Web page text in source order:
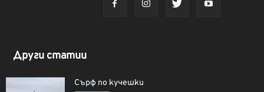
Други статии
Сърф по кучешки